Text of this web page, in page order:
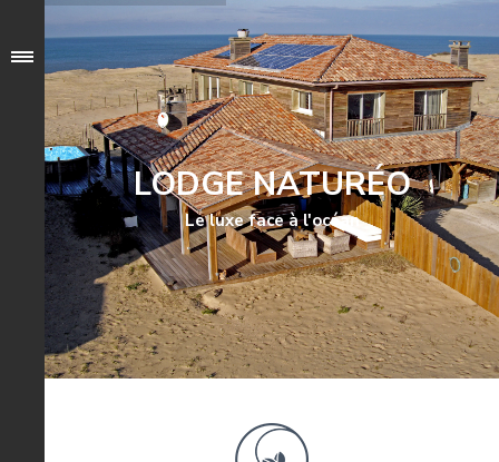
LODGE NATURÉO
Le luxe face à l'océan